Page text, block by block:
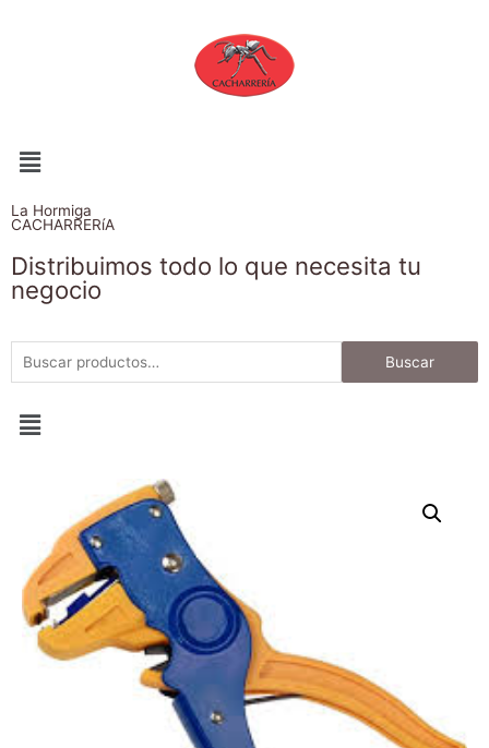
La Hormiga
CACHARRERíA
Distribuimos todo lo que necesita tu
negocio
Buscar